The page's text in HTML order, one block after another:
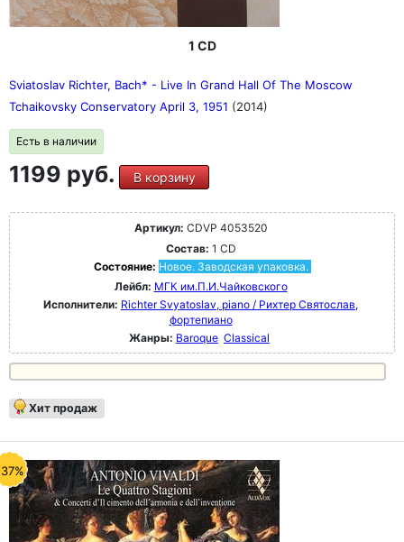
1 CD
Sviatoslav Richter, Bach* - Live In Grand Hall Of The Moscow
Tchaikovsky Conservatory April 3, 1951 (2014)
Есть в наличии
1199 руб. В корзину
Артикул: CDVP 4053520
Состав: 1 CD
Состояние: Новое. Заводская упаковка.
Лейбл: МГК им.П.И.Чайковского
Исполнители: Richter Svyatoslav, piano / Рихтер Святослав,
фортепиано
Жанры: Baroque Classical
Хит продаж